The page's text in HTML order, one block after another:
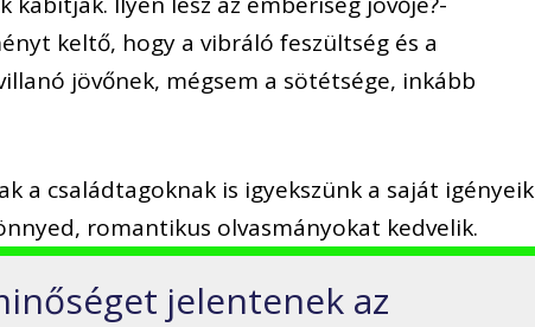
keltő, hogy a vibráló feszültség és a
jövőnek, mégsem a sötétsége, inkább
a családtagoknak is igyekszünk a saját igényeik
romantikus olvasmányokat kedvelik.
jelentenek az